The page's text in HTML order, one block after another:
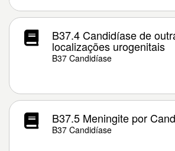
B37.4 Candidíase de
localizações urogenitais
B37 Candidíase
B37.5 Meningite por
B37 Candidíase